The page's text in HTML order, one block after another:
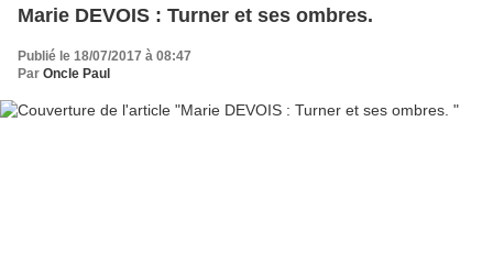
Marie DEVOIS : Turner et ses ombres.
Publié le 18/07/2017 à 08:47
Par Oncle Paul